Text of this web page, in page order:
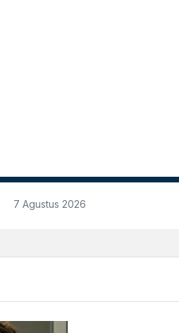
7 Agustus 2026